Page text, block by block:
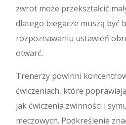
zwrot może przekształcić
dlatego biegacze muszą być
rozpoznawaniu ustawień
otwarć.
Trenerzy powinni
ćwiczeniach, które
jak ćwiczenia zwinności i
meczowych. Podkreślenie